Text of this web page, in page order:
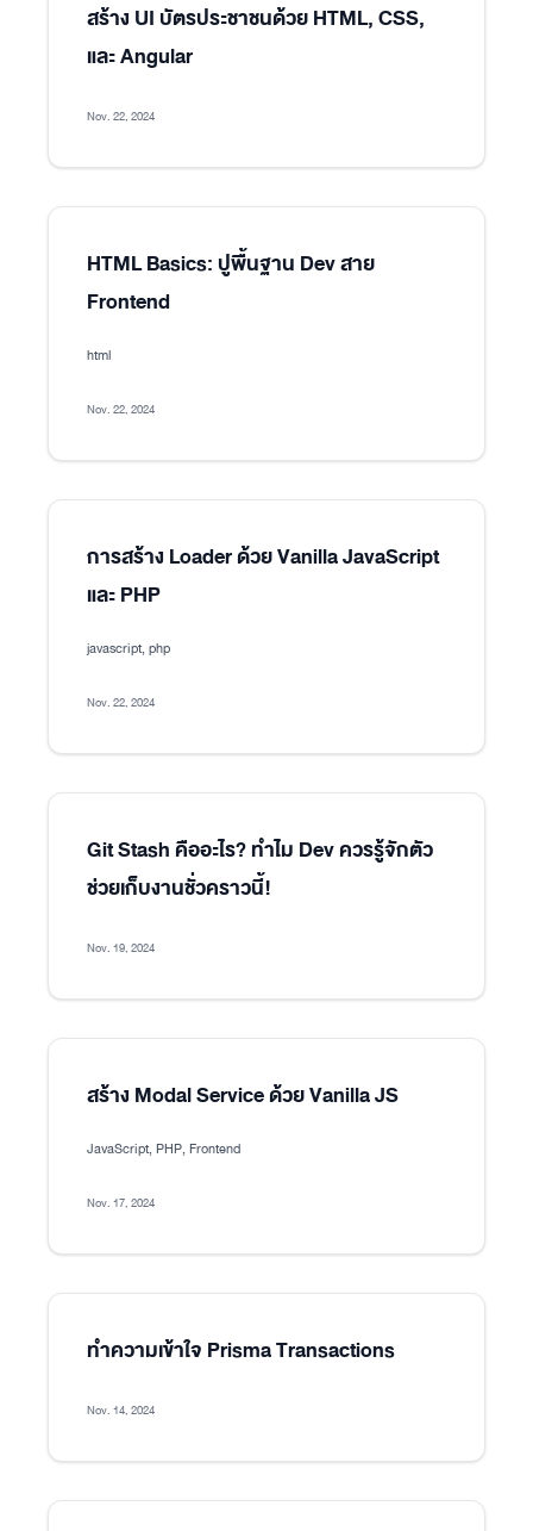
สร้าง UI บัตรประชาชนด้วย HTML, CSS,
และ Angular
Nov. 22, 2024
HTML Basics: ปูพื้นฐาน Dev สาย
Frontend
html
Nov. 22, 2024
การสร้าง Loader ด้วย Vanilla JavaScript
และ PHP
javascript, php
Nov. 22, 2024
Git Stash คืออะไร? ทำไม Dev ควรรู้จักตัว
ช่วยเก็บงานชั่วคราวนี้!
Nov. 19, 2024
สร้าง Modal Service ด้วย Vanilla JS
JavaScript, PHP, Frontend
Nov. 17, 2024
ทำความเข้าใจ Prisma Transactions
Nov. 14, 2024